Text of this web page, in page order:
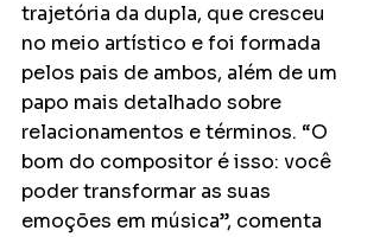
trajetória da dupla, que cresceu
no meio artístico e foi formada
pelos pais de ambos, além de um
papo mais detalhado sobre
relacionamentos e términos. “O
bom do compositor é isso: você
poder transformar as suas
emoções em música”, comenta